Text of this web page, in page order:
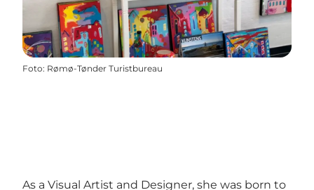
Foto: Rømø-Tønder Turistbureau
As a Visual Artist and Designer, she was born to